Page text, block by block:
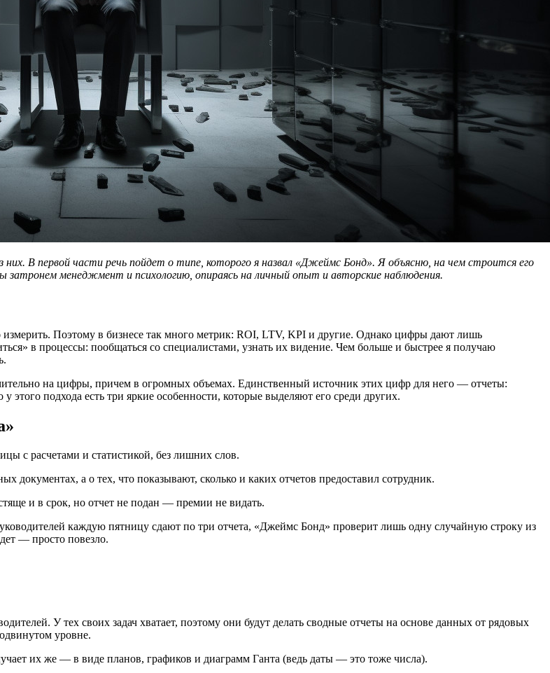
В первой части речь пойдет о типе, которого я назвал «Джеймс Бонд». Я объясню, на чем строится его
менеджмент и психологию, опираясь на личный опыт и авторские наблюдения.
Поэтому в бизнесе так много метрик: ROI, LTV, KPI и другие. Однако цифры дают лишь
в процессы: пообщаться со специалистами, узнать их видение. Чем больше и быстрее я получаю
на цифры, причем в огромных объемах. Единственный источник этих цифр для него — отчеты:
подхода есть три яркие особенности, которые выделяют его среди других.
с расчетами и статистикой, без лишних слов.
документах, а о тех, что показывают, сколько и каких отчетов предоставил сотрудник.
и в срок, но отчет не подан — премии не видать.
каждую пятницу сдают по три отчета, «Джеймс Бонд» проверит лишь одну случайную строку из
— просто повезло.
У тех своих задач хватает, поэтому они будут делать сводные отчеты на основе данных от рядовых
уровне.
их же — в виде планов, графиков и диаграмм Ганта (ведь даты — это тоже числа).